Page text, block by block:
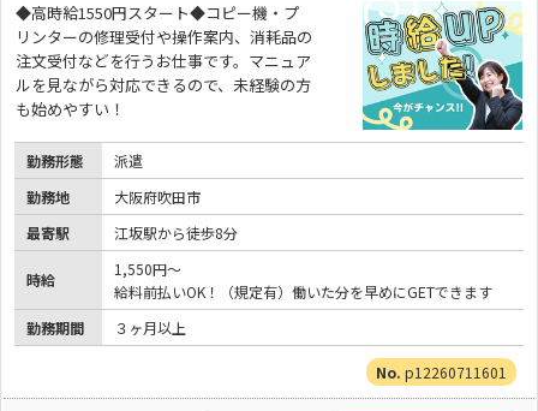
◆高時給1550円スタート◆コピー機・プ
リンターの修理受付や操作案内、消耗品の
注文受付などを行うお仕事です。マニュア
ルを見ながら対応できるので、未経験の方
も始めやすい！
勤務形態
派遣
勤務地
大阪府吹田市
最寄駅
江坂駅から徒歩8分
時給
1,550円～
給料前払いOK！（規定有）働いた分を早めにGETできます
勤務期間
３ヶ月以上
p12260711601